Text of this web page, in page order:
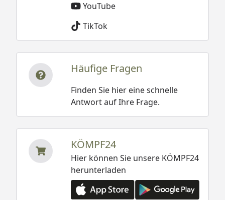
YouTube
TikTok
Häufige Fragen
Finden Sie hier eine schnelle
Antwort auf Ihre Frage.
KÖMPF24
Hier können Sie unsere KÖMPF24
herunterladen